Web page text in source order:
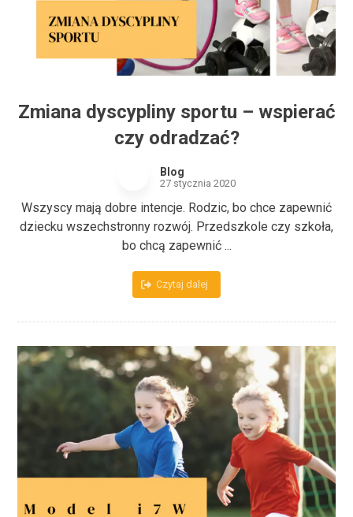
Zmiana dyscypliny sportu – wspierać
czy odradzać?
Blog
27 stycznia 2020
Wszyscy mają dobre intencje. Rodzic, bo chce zapewnić
dziecku wszechstronny rozwój. Przedszkole czy szkoła,
bo chcą zapewnić ...
Czytaj dalej